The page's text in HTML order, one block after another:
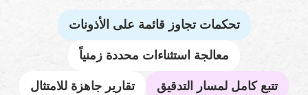
تحكمات تجاوز قائمة على الأذونات
معالجة استثناءات محددة زمنياً
تتبع كامل لمسار التدقيق
تقارير جاهزة للامتثال